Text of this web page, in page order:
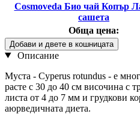
Cosmoveda Био чай Копър
сашета
Обща цена:
Добави и двете в кошницата
Описание
Муста - Cyperus rotundus - е
расте с 30 до 40 см височина с
листа от 4 до 7 мм и грудкови
аюрведичната диета.